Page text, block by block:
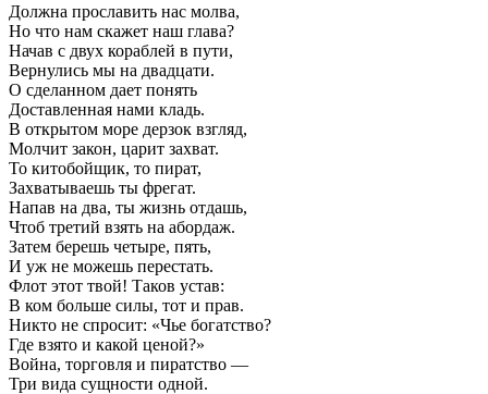
Должна прославить нас молва,
Но что нам скажет наш глава?
Начав с двух кораблей в пути,
Вернулись мы на двадцати.
О сделанном дает понять
Доставленная нами кладь.
В открытом море дерзок взгляд,
Молчит закон, царит захват.
То китобойщик, то пират,
Захватываешь ты фрегат.
Напав на два, ты жизнь отдашь,
Чтоб третий взять на абордаж.
Затем берешь четыре, пять,
И уж не можешь перестать.
Флот этот твой! Таков устав:
В ком больше силы, тот и прав.
Никто не спросит: «Чье богатство?
Где взято и какой ценой?»
Война, торговля и пиратство —
Три вида сущности одной.